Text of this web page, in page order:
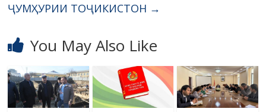
ҶУМҲУРИИ ТОҶИКИСТОН →
You May Also Like